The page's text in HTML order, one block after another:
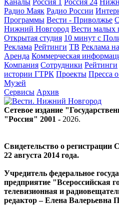
Каналы Россия 1 Россия 24
Радио Маяк Радио России
Программы Вести - Приволжье
Нижний Новгород Вести малых
Открытая студия 10 минут с
Реклама Рейтинги ТВ Реклама
Аренда Коммерческая
Компания Сотрудники Рейтинги
истории ГТРК Проекты Пресса
Музей
Сервисы Архив
Сетевое издание
"Россия" 2001 - 2026.
Свидетельство о
22 августа 2014 года.
Учредитель федеральное
предприятие "Всероссийская
телевизионная и
редактор – Елена Валерьевна